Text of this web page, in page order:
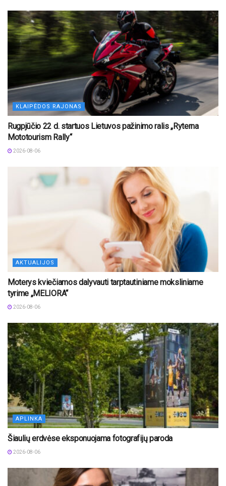
KLAIPĖDOS RAJONAS
Rugpjūčio 22 d. startuos Lietuvos pažinimo ralis „Ryterna
Mototourism Rally“
2026-08-06
AKTUALIJOS
Moterys kviečiamos dalyvauti tarptautiniame moksliniame
tyrime „MELIORA“
2026-08-06
APLINKA
Šiaulių erdvėse eksponuojama fotografijų paroda
2026-08-06